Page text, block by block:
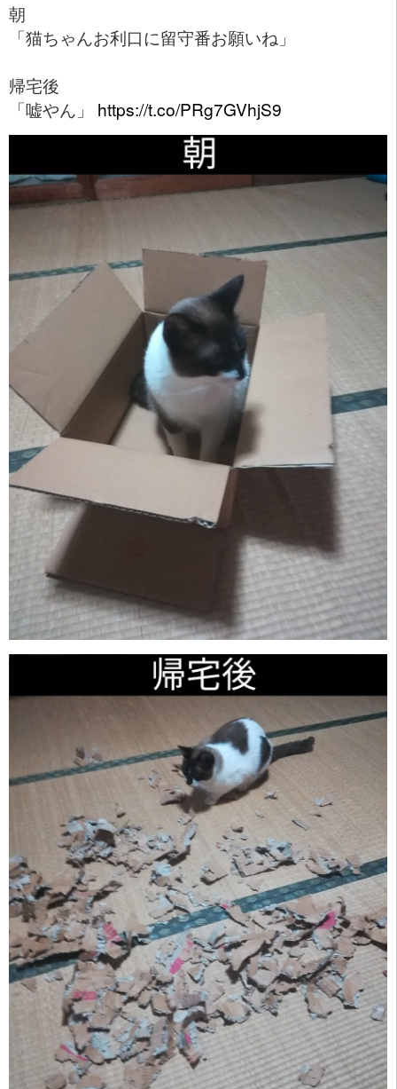
朝
「猫ちゃんお利口に留守番お願いね」
帰宅後
「嘘やん」 https://t.co/PRg7GVhjS9